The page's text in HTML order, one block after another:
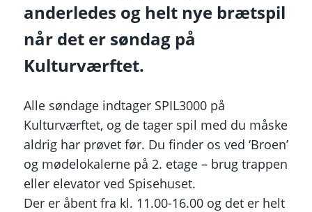
anderledes og helt nye brætspil
når det er søndag på
Kulturværftet.
Alle søndage indtager SPIL3000 på
Kulturværftet, og de tager spil med du måske
aldrig har prøvet før. Du finder os ved ‘Broen’
og mødelokalerne på 2. etage – brug trappen
eller elevator ved Spisehuset.
Der er åbent fra kl. 11.00-16.00 og det er helt